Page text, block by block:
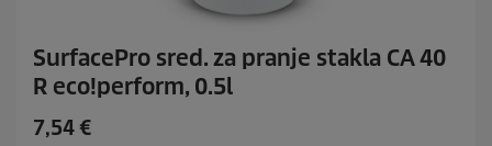
SurfacePro sred. za pranje stakla CA 40
R eco!perform, 0.5l
C
7,54 €